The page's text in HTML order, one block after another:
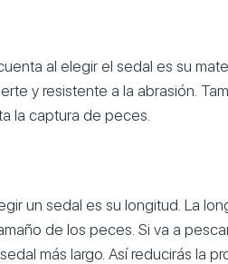
al elegir el sedal es su
y resistente a la abrasión.
la captura de peces.
un sedal es su longitud. La
de los peces. Si va a
más largo. Así reducirás la